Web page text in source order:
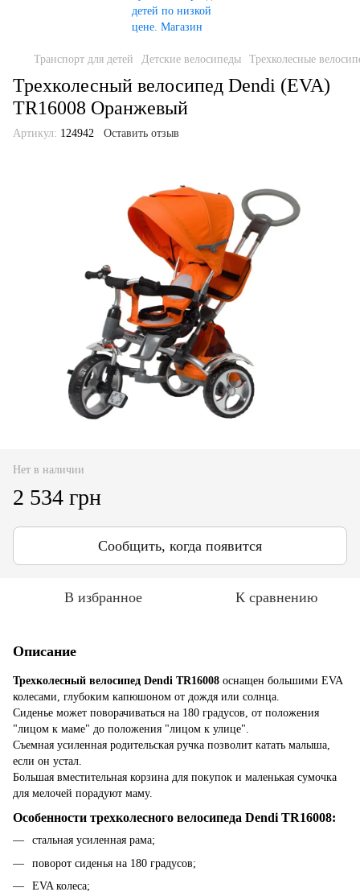
Транспорт для детей Детские велосипеды Трехколесные
Трехколесный велосипед Dendi (EVA)
TR16008 Оранжевый
Артикул: 124942 Оставить отзыв
Нет в наличии
2 534 грн
Сообщить, когда появится
В избранное К сравнению
Описание
Трехколесный велосипед Dendi TR16008 оснащен большими EVA
колесами, глубоким капюшоном от дождя или солнца.
Сиденье может поворачиваться на 180 градусов, от положения
"лицом к маме" до положения "лицом к улице".
Съемная усиленная родительская ручка позволит катать малыша,
если он устал.
Большая вместительная корзина для покупок и маленькая сумочка
для мелочей порадуют маму.
Особенности трехколесного велосипеда Dendi TR16008:
стальная усиленная рама;
поворот сиденья на 180 градусов;
EVA колеса;